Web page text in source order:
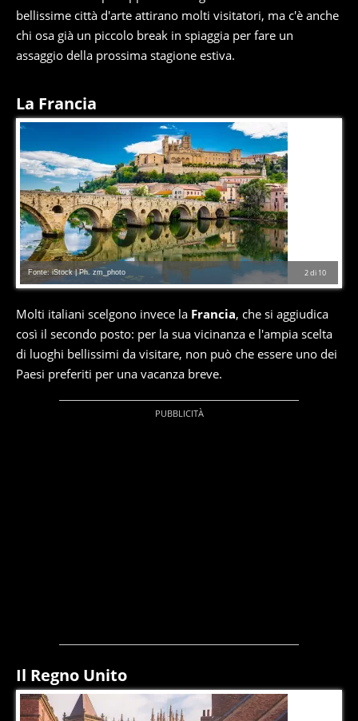
bellissime città d'arte attirano molti visitatori, ma c'è anche
chi osa già un piccolo break in spiaggia per fare un
assaggio della prossima stagione estiva.
La Francia
2di 10
Fonte: iStock | Ph. zm_photo
Molti italiani scelgono invece la Francia, che si aggiudica
così il secondo posto: per la sua vicinanza e l'ampia scelta
di luoghi bellissimi da visitare, non può che essere uno dei
Paesi preferiti per una vacanza breve.
Il Regno Unito